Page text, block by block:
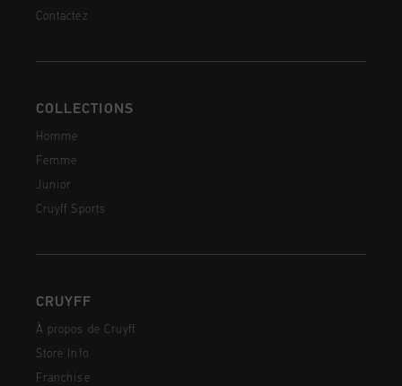
Contactez
COLLECTIONS
Homme
Femme
Junior
Cruyff Sports
CRUYFF
À propos de Cruyff
Store Info
Franchise